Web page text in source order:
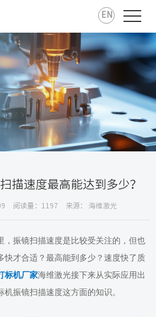
EN
描速度最高能达到多少？
阅读量：1197 来源： 海维激光
，振镜扫描速度是比较受关注的 ， 但也
快才合适？最高能到多少？速度快了质
标机厂家海维激光接下来从实际应用出
机振镜扫描速度这方面的知识。